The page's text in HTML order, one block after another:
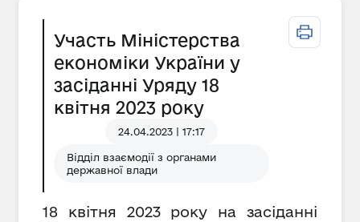
Участь Міністерства
економіки України у
засіданні Уряду 18
квітня 2023 року
24.04.2023 | 17:17
Відділ взаємодії з органами
державної влади
18 квітня 2023 року на засіданні